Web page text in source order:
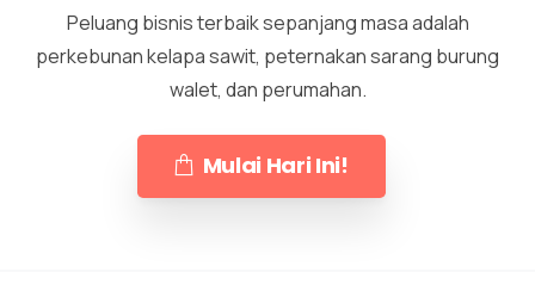
Peluang bisnis terbaik sepanjang masa adalah
perkebunan kelapa sawit, peternakan sarang burung
walet, dan perumahan.
Mulai Hari Ini!